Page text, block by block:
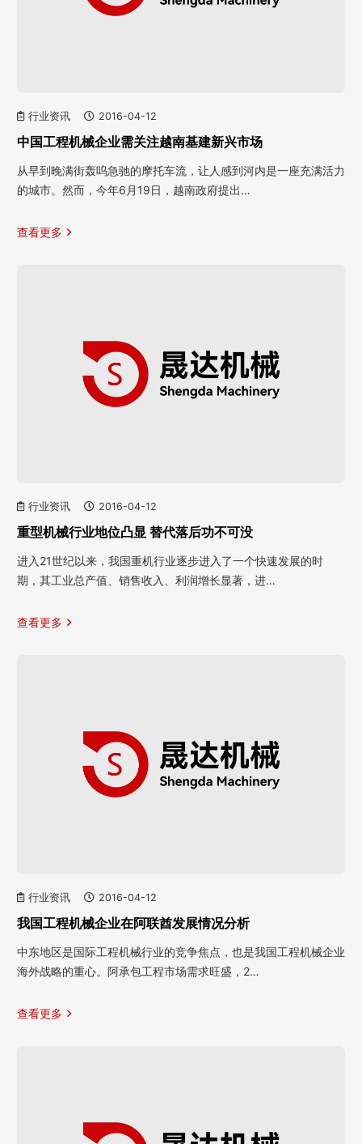
行业资讯 2016-04-12
中国工程机械企业需关注越南基建新兴市场
从早到晚满街轰呜急驰的摩托车流，让人感到河内是一座充满活力
的城市。然而，今年6月19日，越南政府提出…
查看更多
行业资讯 2016-04-12
重型机械行业地位凸显 替代落后功不可没
进入21世纪以来，我国重机行业逐步进入了一个快速发展的时
期，其工业总产值、销售收入、利润增长显著，进…
查看更多
行业资讯 2016-04-12
我国工程机械企业在阿联酋发展情况分析
中东地区是国际工程机械行业的竞争焦点，也是我国工程机械企业
海外战略的重心。阿承包工程市场需求旺盛，2…
查看更多